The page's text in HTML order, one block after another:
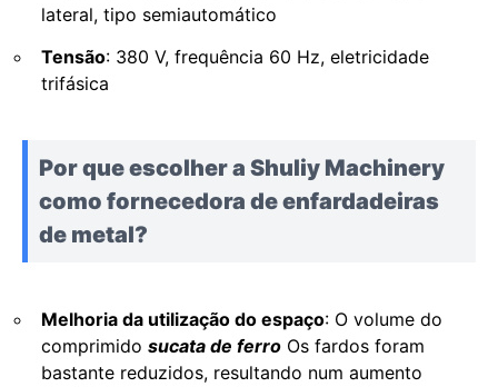
lateral, tipo semiautomático
Tensão: 380 V, frequência 60 Hz, eletricidade
trifásica
Por que escolher a Shuliy Machinery
como fornecedora de enfardadeiras
de metal?
Melhoria da utilização do espaço: O volume do
comprimido sucata de ferro Os fardos foram
bastante reduzidos, resultando num aumento